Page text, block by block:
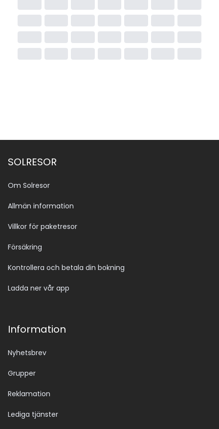
Det tillkommer en turistavgift kallad Tourism Dirham
Fee per rum och natt på hotell i Dubai. Beloppet
beror på hotellets stjärnklass och tas ut av hotellet.
Utöver detta kan det tillkomma moms, serviceavgifter
SOLRESOR
Om Solresor
Allmän information
Villkor för paketresor
Försäkring
Kontrollera och betala din bokning
Ladda ner vår app
Information
Nyhetsbrev
Grupper
Reklamation
Lediga tjänster